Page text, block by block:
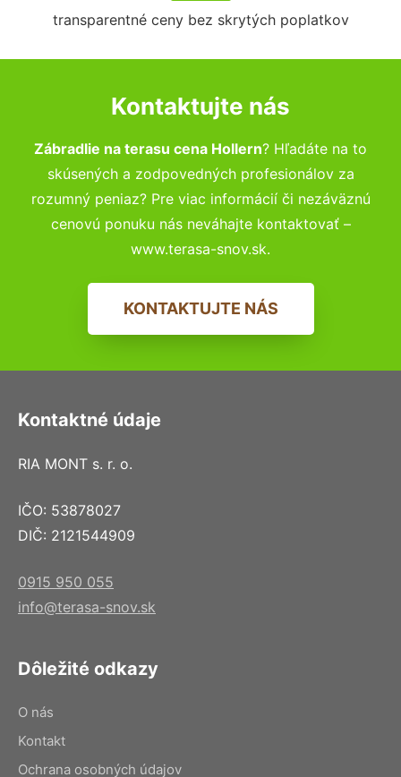
transparentné ceny bez skrytých poplatkov
Kontaktujte nás
Zábradlie na terasu cena Hollern? Hľadáte na to
skúsených a zodpovedných profesionálov za
rozumný peniaz? Pre viac informácií či nezáväznú
cenovú ponuku nás neváhajte kontaktovať –
www.terasa-snov.sk.
KONTAKTUJTE NÁS
Kontaktné údaje
RIA MONT s. r. o.
IČO: 53878027
DIČ: 2121544909
0915 950 055
info@terasa-snov.sk
Dôležité odkazy
O nás
Kontakt
Ochrana osobných údajov